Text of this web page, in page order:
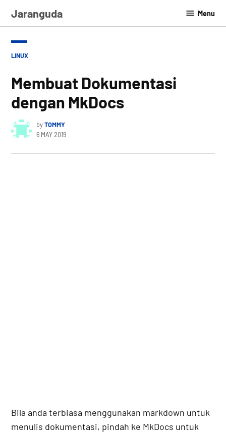
Jaranguda Menu
POSTED
LINUX
Membuat Dokumentasi
dengan MkDocs
byTOMMY
6 MAY 2019
Bila anda terbiasa menggunakan markdown untuk
menulis dokumentasi, pindah ke MkDocs untuk